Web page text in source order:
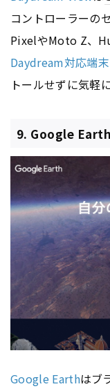
コントローラーの
PixelやMoto Z、
Daydream対応端末
トールせずに気軽
9. Google Earth
Google Earthはブ